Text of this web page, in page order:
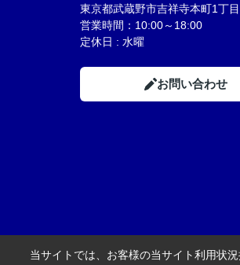
東京都武蔵野市吉祥寺本町1丁
営業時間：10:00～18:00
定休日 : 水曜
お問い合わせ
当サイトでは、お客様の当サイト利用状